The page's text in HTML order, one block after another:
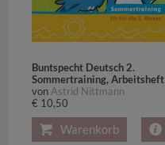
Buntspecht Deutsch 2.
Sommertraining, Arbeitsheft
vonAstrid Nittmann
€ 10,50
Warenkorb